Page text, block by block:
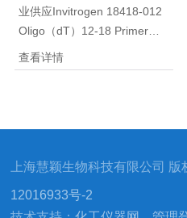
业供应Invitrogen 18418-012
Oligo（dT）12-18 Primer，
常备现货，*。我公司主营Life
Invitrogen产品，囊括TRIZOL
试剂、小牛血清、猪血清、马
询，：/。
查看详情
上海慧颖生物科技有限公司
12016933号-2